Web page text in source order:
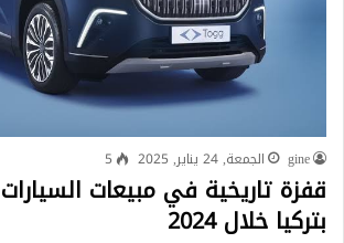
gine الجمعة, 24 يناير, 2025 5
قفزة تاريخية في مبيعات
بتركيا خلال 2024